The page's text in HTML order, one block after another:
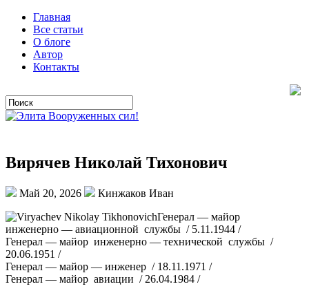
Главная
Все статьи
О блоге
Автор
Контакты
Вирячев Николай Тихонович
Май 20, 2026
Кинжаков Иван
Генерал — майор
инженерно — авиационной службы / 5.11.1944 /
Генерал — майор инженерно — технической службы /
20.06.1951 /
Генерал — майор — инженер / 18.11.1971 /
Генерал — майор авиации / 26.04.1984 /